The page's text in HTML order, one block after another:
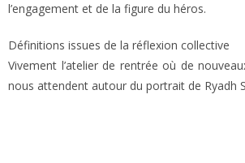
l’engagement et de la figure du héros.
Définitions issues de la réflexion collective
Vivement l’atelier de rentrée où de
nous attendent autour du portrait de Ryadh